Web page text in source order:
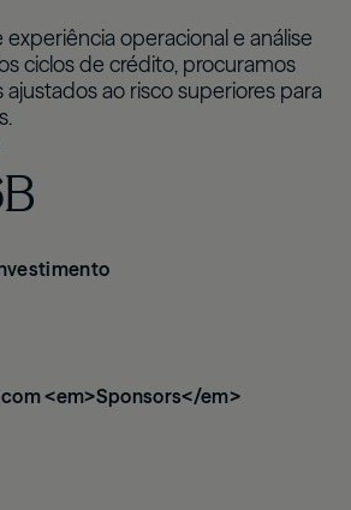
operacional e análise
ciclos de crédito, procuramos
ao risco superiores para
<em>Sponsors</em>